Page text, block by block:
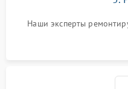
Наши эксперты